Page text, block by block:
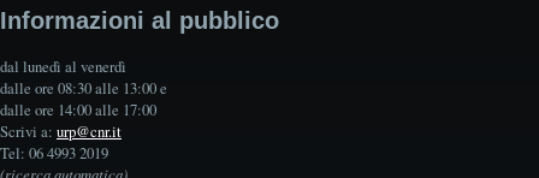
Informazioni al pubblico
dal lunedì al venerdì
dalle ore 08:30 alle 13:00 e
dalle ore 14:00 alle 17:00
Scrivi a: urp@cnr.it
Tel: 06 4993 2019
(ricerca automatica)